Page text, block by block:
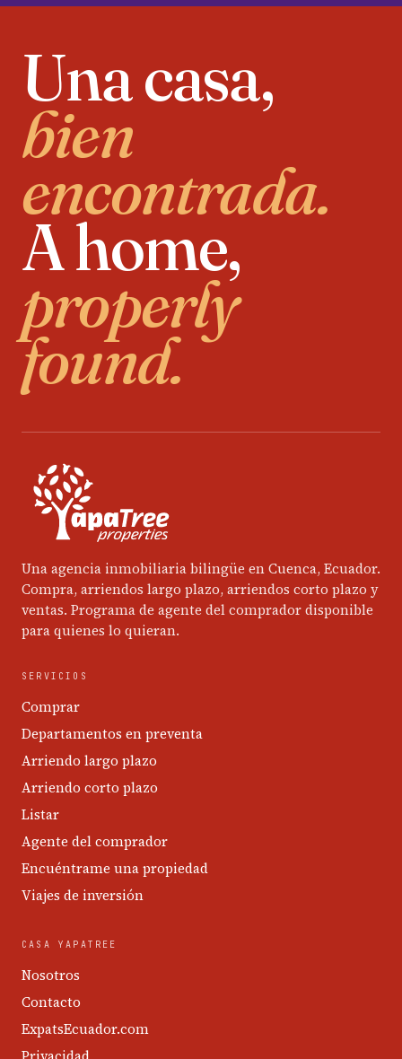
Una casa,
bien
encontrada.
A home,
properly
found.
Una agencia inmobiliaria bilingüe en Cuenca, Ecuador.
Compra, arriendos largo plazo, arriendos corto plazo y
ventas. Programa de agente del comprador disponible
para quienes lo quieran.
SERVICIOS
Comprar
Departamentos en preventa
Arriendo largo plazo
Arriendo corto plazo
Listar
Agente del comprador
Encuéntrame una propiedad
Viajes de inversión
CASA YAPATREE
Nosotros
Contacto
ExpatsEcuador.com